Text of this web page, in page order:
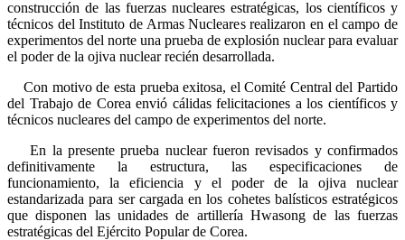
construcción de las fuerzas nucleares estratégicas, los científicos y
técnicos del Instituto de Armas Nucleares realizaron en el campo de
experimentos del norte una prueba de explosión nuclear para evaluar
el poder de la ojiva nuclear recién desarrollada.
Con motivo de esta prueba exitosa, el Comité Central del Partido
del Trabajo de Corea envió cálidas felicitaciones a los científicos y
técnicos nucleares del campo de experimentos del norte.
En la presente prueba nuclear fueron revisados y confirmados
definitivamente la estructura, las especificaciones de
funcionamiento, la eficiencia y el poder de la ojiva nuclear
estandarizada para ser cargada en los cohetes balísticos estratégicos
que disponen las unidades de artillería Hwasong de las fuerzas
estratégicas del Ejército Popular de Corea.